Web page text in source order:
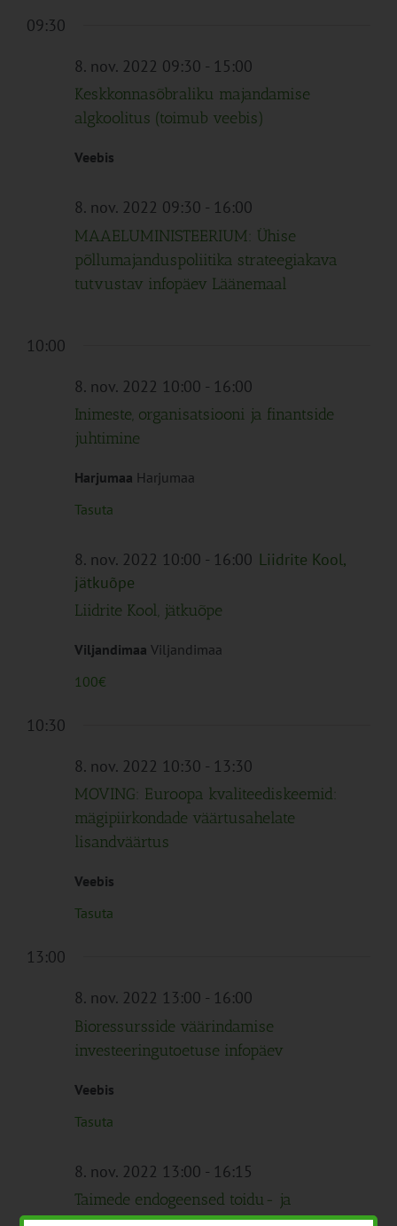
09:30
8. nov. 2022 09:30 - 15:00
Keskkonnasõbraliku majandamise
algkoolitus (toimub veebis)
Veebis
8. nov. 2022 09:30 - 16:00
MAAELUMINISTEERIUM: Ühise
põllumajanduspoliitika strateegiakava
tutvustav infopäev Läänemaal
10:00
8. nov. 2022 10:00 - 16:00
Inimeste, organisatsiooni ja finantside
juhtimine
Harjumaa Harjumaa
Tasuta
8. nov. 2022 10:00 - 16:00 Liidrite Kool,
jätkuõpe
Liidrite Kool, jätkuõpe
Viljandimaa Viljandimaa
100€
10:30
8. nov. 2022 10:30 - 13:30
MOVING: Euroopa kvaliteediskeemid:
mägipiirkondade väärtusahelate
lisandväärtus
Veebis
Tasuta
13:00
8. nov. 2022 13:00 - 16:00
Bioressursside väärindamise
investeeringutoetuse infopäev
Veebis
Tasuta
8. nov. 2022 13:00 - 16:15
Taimede endogeensed toidu- ja